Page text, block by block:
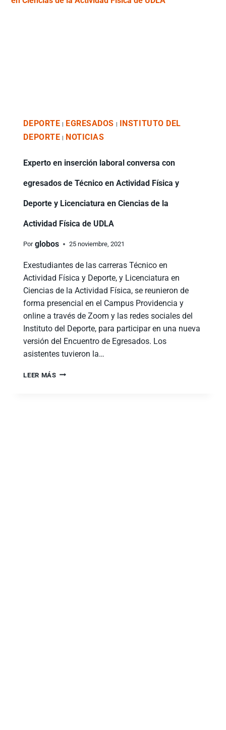
DEPORTE | EGRESADOS | INSTITUTO DEL
DEPORTE | NOTICIAS
Experto en inserción laboral conversa con
egresados de Técnico en Actividad Física y
Deporte y Licenciatura en Ciencias de la
Actividad Física de UDLA
Por globos 25 noviembre, 2021
Exestudiantes de las carreras Técnico en
Actividad Física y Deporte, y Licenciatura en
Ciencias de la Actividad Física, se reunieron de
forma presencial en el Campus Providencia y
online a través de Zoom y las redes sociales del
Instituto del Deporte, para participar en una nueva
versión del Encuentro de Egresados. Los
asistentes tuvieron la…
LEER MÁS